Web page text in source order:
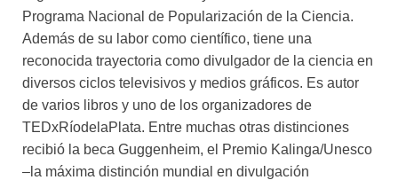
lazos comunitarios y aporta mayor seguridad personal.
¿Será que las tecnologías religiosas surgieron como un
subproducto del desarrollo cognitivo de los humanos,
pero se revelaron tan beneficiosas que siguen con
nosotros desde hace millones de años? Con sentido
del humor y una claridad a toda prueba, Diego
Golombek nos propone una aventura desafiante: la
búsqueda de Dios en los pliegues del cerebro humano.
Programa Nacional de Popularización de la Ciencia.
Además de su labor como científico, tiene una
reconocida trayectoria como divulgador de la ciencia en
diversos ciclos televisivos y medios gráficos. Es autor
de varios libros y uno de los organizadores de
TEDxRíodelaPlata. Entre muchas otras distinciones
recibió la beca Guggenheim, el Premio Kalinga/Unesco
–la máxima distinción mundial en divulgación